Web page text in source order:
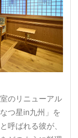
のリニューアル
つ星in九州」を
呼ばれる彼が、